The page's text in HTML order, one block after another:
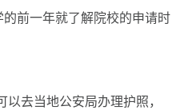
前一年就了解院校的申请时
去当地公安局办理护照，